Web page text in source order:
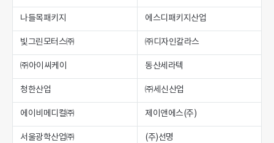
나들목패키지 에스디패키지산업
빛그린모터스㈜ ㈜디자인칼라스
㈜아이씨케이 동산세라텍
청한산업 ㈜세신산업
에이비메디컬㈜ 제이앤에스(주)
서울광학산업㈜ (주)선명